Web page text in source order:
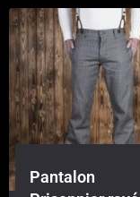
Pantalon